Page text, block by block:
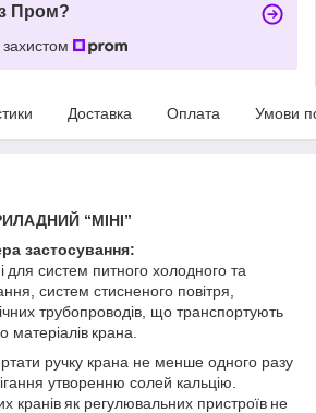
Пром?
Доставка Оплата Умови
“МІНІ”
застосування:
для систем питного холодного та
систем стисненого повітря,
трубопроводів, що транспортують
матеріалів крана.
ручку крана не менше одного разу
утворенню солей кальцію.
кранів як регулювальних пристроїв не